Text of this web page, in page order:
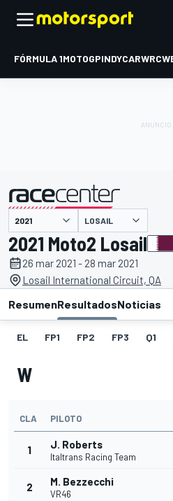
FÓRMULA 1MOTOGPINDYCARWRC
presentado por LOSAIL
2021 Moto2 Losail
26 mar 2021 - 28 mar 2021
Losail International Circuit, QA
ResumenResultadosNoticias
EL FP1 FP2 FP3 Q1
W
CLA PILOTO
1 J. Roberts
Italtrans Racing Team
2 M. Bezzecchi
VR46